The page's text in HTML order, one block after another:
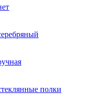
полки